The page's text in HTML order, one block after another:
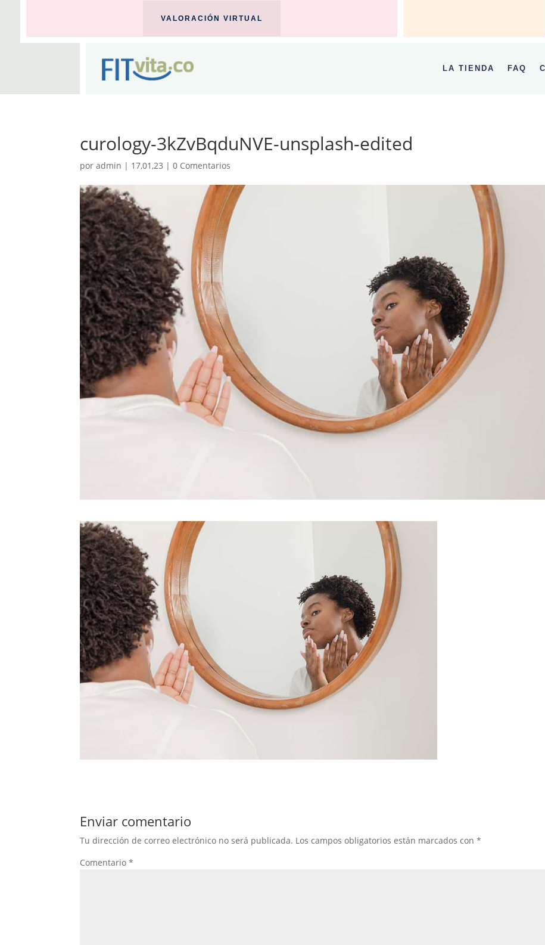
VALORACIÓN VIRTUAL
LA TIENDA FAQ
curology-3kZvBqduNVE-unsplash-edited
poradmin | 17,01,23 |0 Comentarios
Enviar comentario
Tu dirección de correo electrónico no será publicada. Los campos obligatorios están marcados con*
Comentario*